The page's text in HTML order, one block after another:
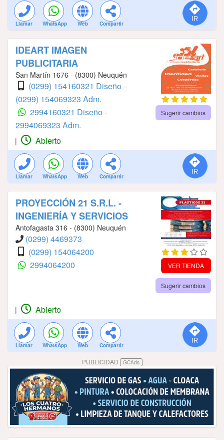
Llamar WhatsApp Web Compartir
IDEART IMAGEN
PUBLICITARIA
San Martín 1676 - (8300) Neuquén
(0299) 154160321 Diseño -
(0299) 154069323 Adm.
2994160321 Diseño -
2994069323 Adm.
Sugerir cambios
| Abierto
Llamar WhatsApp Web Compartir
PROYECCIÓN 21 S.R.L. -
INGENIERÍA Y SERVICIOS
Antofagasta 316 - (8300) Neuquén
(0299) 4469373
(0299) 154064200
2994064200
VER TIENDA
Sugerir cambios
| Abierto
Llamar WhatsApp Web Compartir
PUBLICIDAD GCAds